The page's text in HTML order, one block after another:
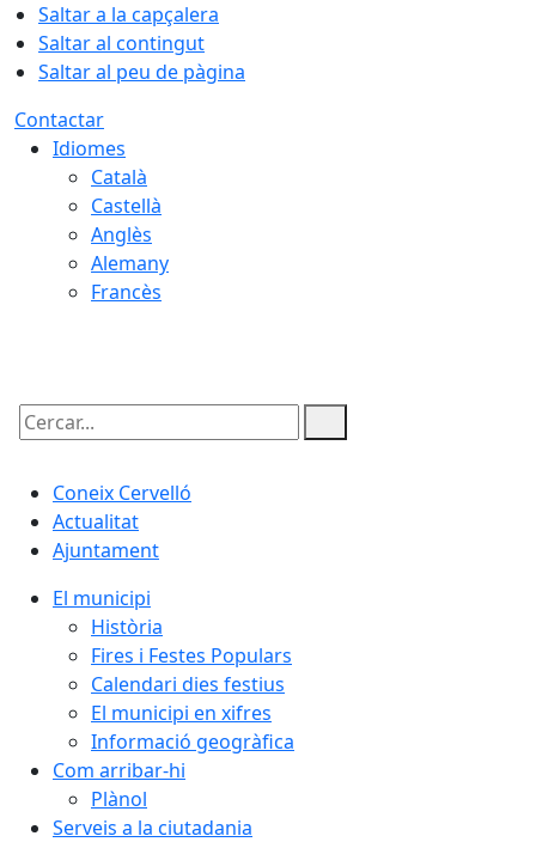
Saltar a la capçalera
Saltar al contingut
Saltar al peu de pàgina
Contactar
Idiomes
Català
Castellà
Anglès
Alemany
Francès
Cercar:
Coneix Cervelló
Actualitat
Ajuntament
El municipi
Història
Fires i Festes Populars
Calendari dies festius
El municipi en xifres
Informació geogràfica
Com arribar-hi
Plànol
Serveis a la ciutadania